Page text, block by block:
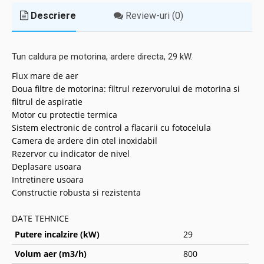
Descriere Review-uri (0)
Tun caldura pe motorina, ardere directa, 29 kW.
Flux mare de aer
Doua filtre de motorina: filtrul rezervorului de motorina si
filtrul de aspiratie
Motor cu protectie termica
Sistem electronic de control a flacarii cu fotocelula
Camera de ardere din otel inoxidabil
Rezervor cu indicator de nivel
Deplasare usoara
Intretinere usoara
Constructie robusta si rezistenta
DATE TEHNICE
Putere incalzire (kW)
29
Volum aer (m3/h)
800